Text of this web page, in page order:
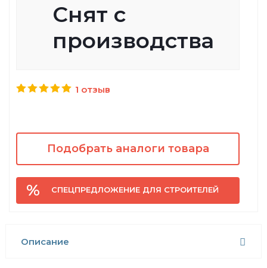
Снят с
производства
1 отзыв
Подобрать аналоги товара
СПЕЦПРЕДЛОЖЕНИЕ ДЛЯ СТРОИТЕЛЕЙ
Описание